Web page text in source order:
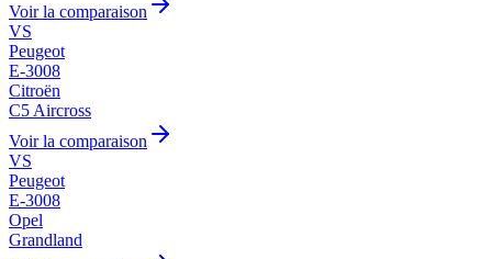
Voir la comparaison
VS
Peugeot
E-3008
Citroën
C5 Aircross
Voir la comparaison
VS
Peugeot
E-3008
Opel
Grandland